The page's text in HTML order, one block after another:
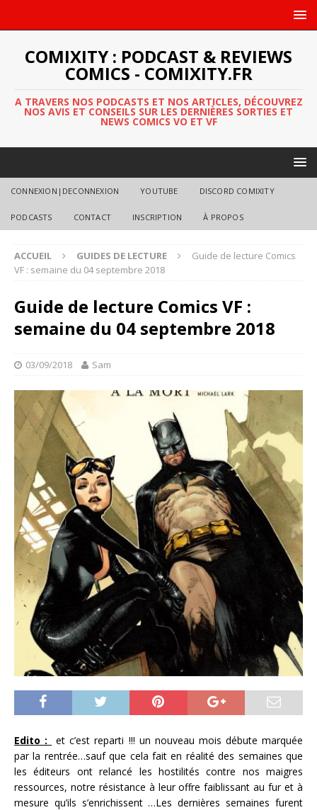
COMIXITY : PODCAST & REVIEWS
COMICS - COMIXITY.FR
A TRAVERS NOS PODCASTS ET NOS ARTICLES, DÉCOUVREZ
NOS AVIS ET CONSEILS SUR LES DERNIÈRES SORTIES ET
NEWS COMICS VO ET VF
CONNEXION|DECONNEXION YOUTUBE DISCORD COMIXITY
PODCASTS CONTACT INSCRIPTION À PROPOS
ACCUEIL GUIDES DE LECTURE
Guide de lecture Comics
VF : semaine du 04 septembre 2018
Guide de lecture Comics VF :
semaine du 04 septembre 2018
03/09/2018 Sam
Edito :
et c’est reparti !!! un nouveau mois débute marquée
par la rentrée…sauf que cela fait en réalité des semaines que
les éditeurs ont relancé les hostilités contre nos maigres
ressources, notre résistance à leur offre faiblissant au fur et à
mesure qu’ils s’enrichissent …Les dernières semaines furent